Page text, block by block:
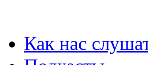
Как нас